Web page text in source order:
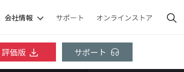
会社情報 サポート オンラインストア
評価版 サポート